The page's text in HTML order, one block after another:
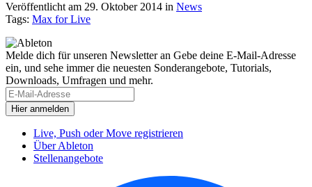
Veröffentlicht am 29. Oktober 2014 in News
Tags: Max for Live
Melde dich für unseren Newsletter an Gebe deine E-Mail-Adresse
ein, und sehe immer die neuesten Sonderangebote, Tutorials,
Downloads, Umfragen und mehr.
Live, Push oder Move registrieren
Über Ableton
Stellenangebote